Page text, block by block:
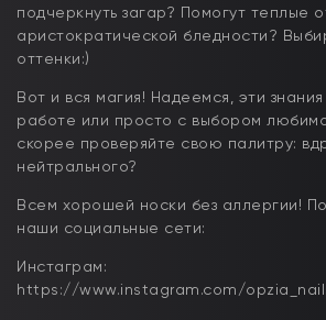
подчеркнуть загар? Помогут теплые
аристократической бледности?
оттенки:)
Вот и вся магия! Надеемся, эти
работе или просто с выбором
скорее проверяйте свою палитру:
нейтрального?
Всем хорошей носки без аллергии!
наши социальные сети:
Инстаграм:
https://www.instagram.com/